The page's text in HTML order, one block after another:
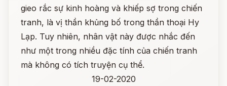
gieo rắc sự kinh hoàng và khiếp sợ trong chiến
tranh, là vị thần khủng bố trong thần thoại Hy
Lạp. Tuy nhiên, nhân vật này được nhắc đến
như một trong nhiều đặc tính của chiến tranh
mà không có tích truyện cụ thể.
19-02-2020